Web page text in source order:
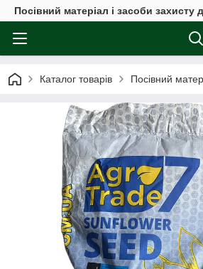
Посівний матеріал і засоби
Каталог товарів Посівний